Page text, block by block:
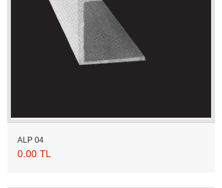
ALP 04
0.00 TL